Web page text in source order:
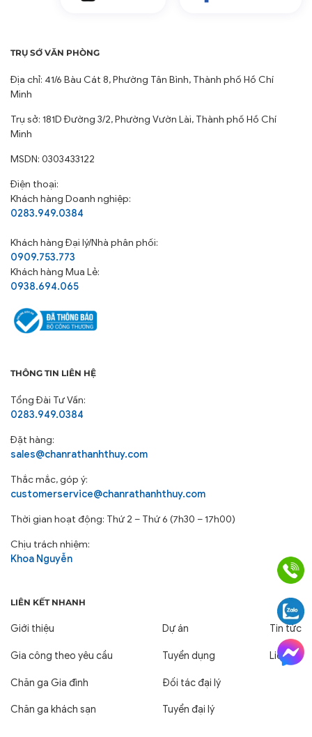
TRỤ SỞ VĂN PHÒNG
Địa chỉ: 41/6 Bàu Cát 8, Phường Tân Bình, Thành phố Hồ Chí
Minh
Trụ sở: 181D Đường 3/2, Phường Vườn Lài, Thành phố Hồ Chí
Minh
MSDN: 0303433122
Điện thoại:
Khách hàng Doanh nghiệp:
0283.949.0384
Khách hàngĐại lý/Nhà phân phối:
0909.753.773
Khách hàng Mua Lẻ:
0938.694.065
THÔNG TIN LIÊN HỆ
Tổng Đài Tư Vấn:
0283.949.0384
Đặt hàng:
sales@chanrathanhthuy.com
Thắc mắc, góp ý:
customerservice@chanrathanhthuy.com
Thời gian hoạt động: Thứ 2 – Thứ 6 (7h30 – 17h00)
Chịu trách nhiệm:
Khoa Nguyễn
LIÊN KẾT NHANH
Giới thiệu
Gia công theo yêu cầu
Chăn ga Gia đình
Chăn ga khách sạn
Dự án
Tuyển dụng
Đối tác đại lý
Tuyển đại lý
Tin tức
Liên hệ